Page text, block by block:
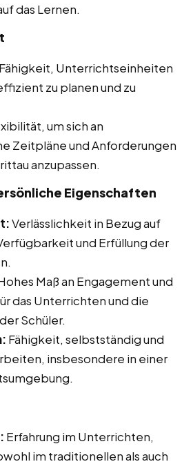
das Lernen.
Fähigkeit, Unterrichtseinheiten
zu planen und zu
um sich an
Zeitpläne und Anforderungen
anzupassen.
Eigenschaften
Verlässlichkeit in Bezug auf
und Erfüllung der
Maß an Engagement und
das Unterrichten und die
Schüler.
Fähigkeit, selbstständig und
insbesondere in einer
Erfahrung im Unterrichten,
im traditionellen als auch